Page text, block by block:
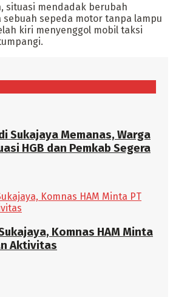
situasi mendadak berubah
sepeda motor tanpa lampu
kiri menyenggol mobil taksi
Sukajaya Memanas, Warga
HGB dan Pemkab Segera
Komnas HAM Minta
Aktivitas